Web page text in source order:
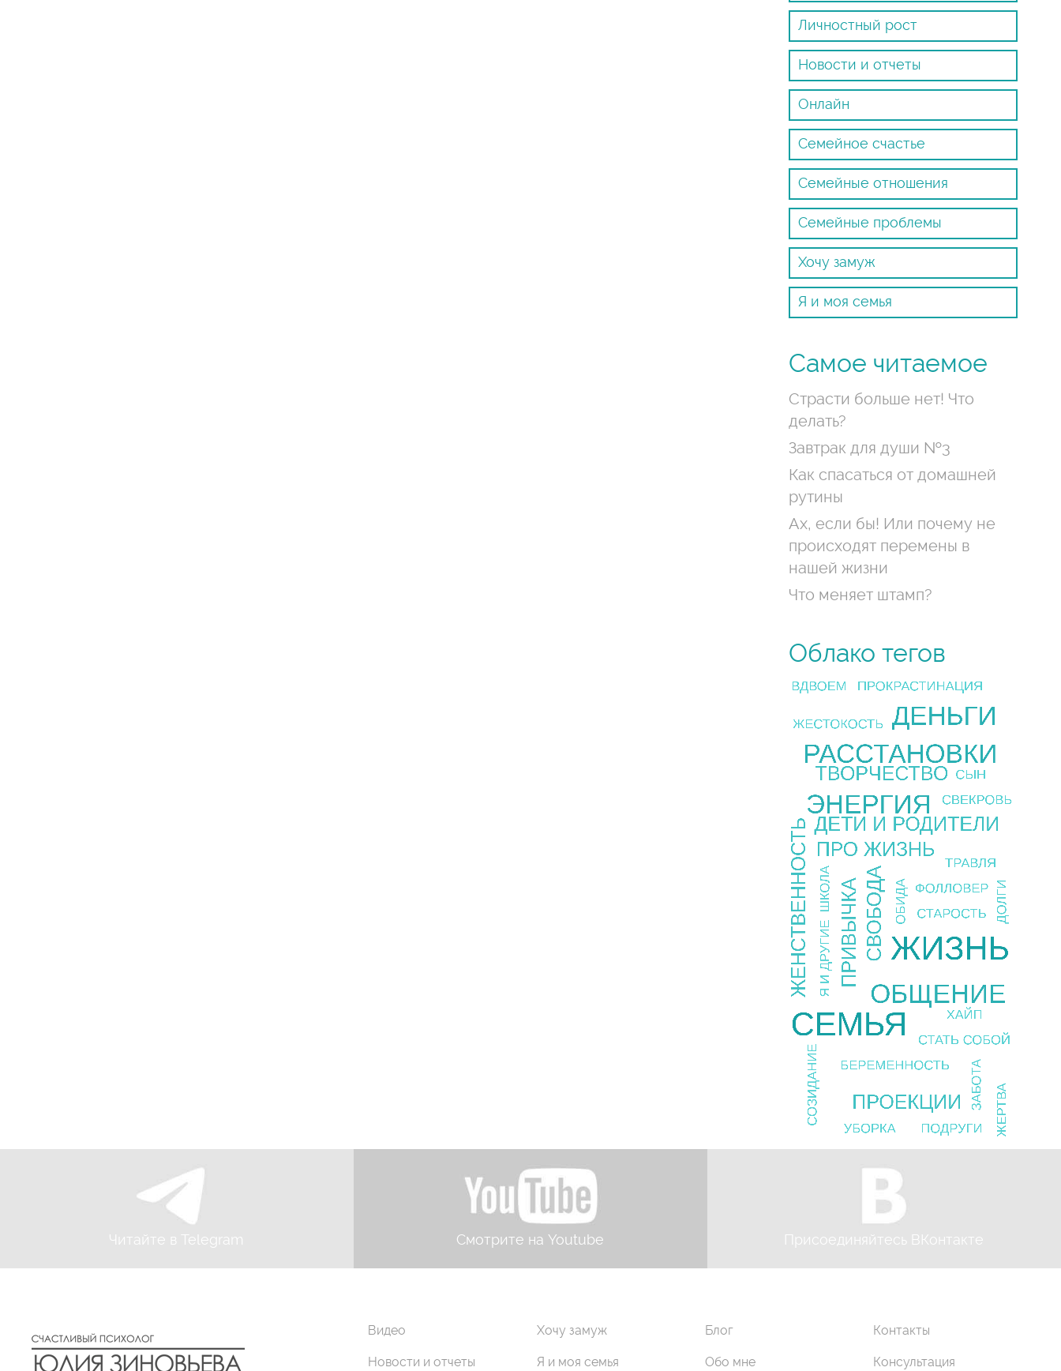
Личностный рост
Новости и отчеты
Онлайн
Семейное счастье
Семейные отношения
Семейные проблемы
Хочу замуж
Я и моя семья
Самое читаемое
Страсти больше нет! Что
делать?
Завтрак для души №3
Как спасаться от домашней
рутины
Ах, если бы! Или почему не
происходят перемены в
нашей жизни
Что меняет штамп?
Облако тегов
Читайте в Telegram Смотрите на Youtube Присоединяйтесь ВКонтакте
Видео
Новости и отчеты
Хочу замуж
Я и моя семья
Блог
Обо мне
Контакты
Консультация